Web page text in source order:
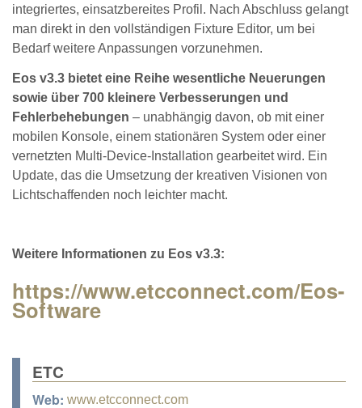
integriertes, einsatzbereites Profil. Nach Abschluss gelangt
man direkt in den vollständigen Fixture Editor, um bei
Bedarf weitere Anpassungen vorzunehmen.
Eos v3.3 bietet eine Reihe wesentliche Neuerungen
sowie über 700 kleinere Verbesserungen und
Fehlerbehebungen – unabhängig davon, ob mit einer
mobilen Konsole, einem stationären System oder einer
vernetzten Multi-Device-Installation gearbeitet wird. Ein
Update, das die Umsetzung der kreativen Visionen von
Lichtschaffenden noch leichter macht.
Weitere Informationen zu Eos v3.3:
https://www.etcconnect.com/Eos-
Software
ETC
Web: www.etcconnect.com